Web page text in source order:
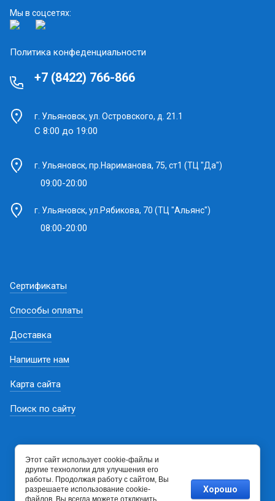
Мы в соцсетях:
Политика конфеденциальности
+7 (8422) 766-866
г. Ульяновск, ул. Островского, д. 21.1
С 8:00 до 19:00
г. Ульяновск, пр.Нариманова, 75, ст1 (ТЦ "Да")
09:00-20:00
г. Ульяновск, ул.Рябикова, 70 (ТЦ "Альянс")
08:00-20:00
Сертификаты
Способы оплаты
Доставка
Напишите нам
Карта сайта
Поиск по сайту
Этот сайт использует cookie-файлы и
другие технологии для улучшения его
работы. Продолжая работу с сайтом, Вы
разрешаете использование cookie-
файлов. Вы всегда можете отключить
Хорошо